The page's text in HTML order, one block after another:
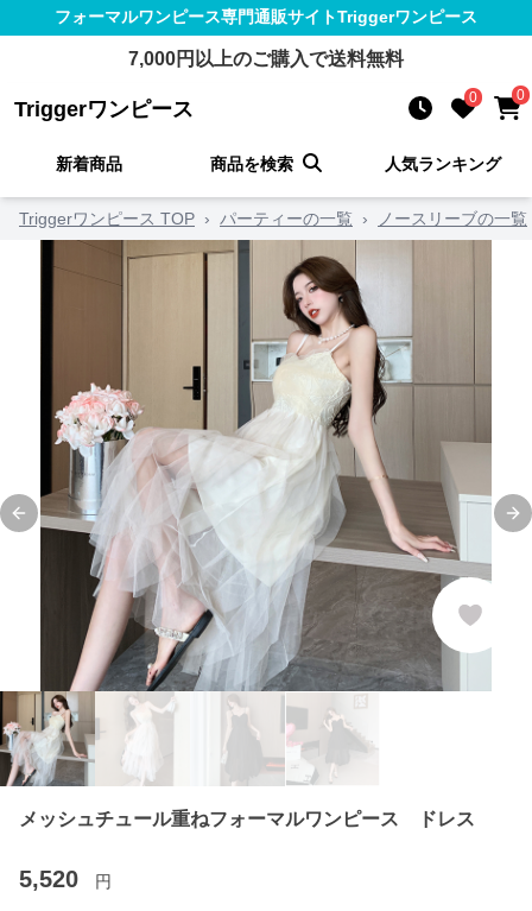
フォーマルワンピース専門通販サイトTriggerワンピース
7,000円以上のご購入で送料無料
Triggerワンピース 0 0
新着商品 商品を検索 人気ランキング
Triggerワンピース TOP › パーティーの一覧 › ノースリーブの一覧
Previous slide
メッシュチュール重ねフォーマルワンピース ドレス
5,520 円